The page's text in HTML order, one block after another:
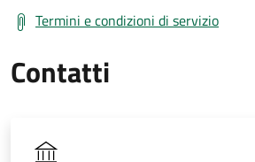
Termini e condizioni di servizio
Contatti